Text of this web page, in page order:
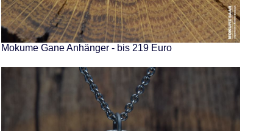
Mokume Gane Anhänger - bis 219 Euro